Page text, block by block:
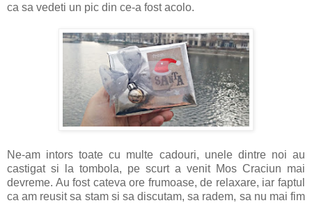
ca sa vedeti un pic din ce-a fost acolo.
Ne-am intors toate cu multe cadouri, unele dintre noi au
castigat si la tombola, pe scurt a venit Mos Craciun mai
devreme. Au fost cateva ore frumoase, de relaxare, iar faptul
ca am reusit sa stam si sa discutam, sa radem, sa nu mai fim